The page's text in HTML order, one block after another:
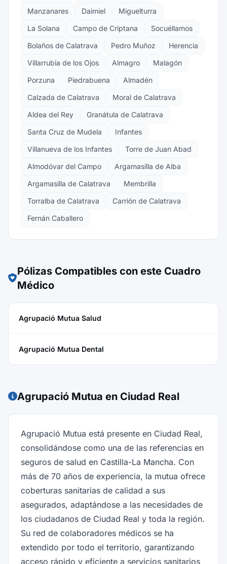
Manzanares
Daimiel
Miguelturra
La Solana
Campo de Criptana
Socuéllamos
Bolaños de Calatrava
Pedro Muñoz
Herencia
Villarrubia de los Ojos
Almagro
Malagón
Porzuna
Piedrabuena
Almadén
Calzada de Calatrava
Moral de Calatrava
Aldea del Rey
Granátula de Calatrava
Santa Cruz de Mudela
Infantes
Villanueva de los Infantes
Torre de Juan Abad
Almodóvar del Campo
Argamasilla de Alba
Argamasilla de Calatrava
Membrilla
Torralba de Calatrava
Carrión de Calatrava
Fernán Caballero
Pólizas Compatibles con este Cuadro
Médico
Agrupació Mutua Salud
Agrupació Mutua Dental
Agrupació Mutua en Ciudad Real
Agrupació Mutua está presente en Ciudad Real,
consolidándose como una de las referencias en
seguros de salud en Castilla-La Mancha. Con
más de 70 años de experiencia, la mutua ofrece
coberturas sanitarias de calidad a sus
asegurados, adaptándose a las necesidades de
los ciudadanos de Ciudad Real y toda la región.
Su red de colaboradores médicos se ha
extendido por todo el territorio, garantizando
acceso rápido y eficiente a servicios sanitarios